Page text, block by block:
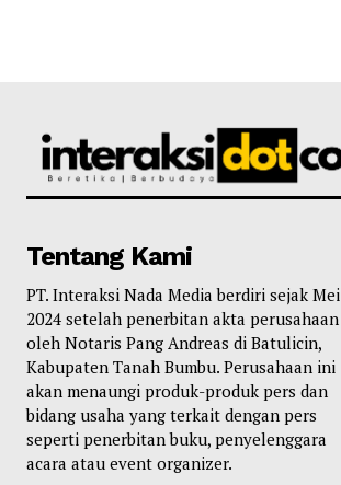
Tentang Kami
PT. Interaksi Nada Media berdiri sejak Mei
2024 setelah penerbitan akta perusahaan
oleh Notaris Pang Andreas di Batulicin,
Kabupaten Tanah Bumbu. Perusahaan ini
akan menaungi produk-produk pers dan
bidang usaha yang terkait dengan pers
seperti penerbitan buku, penyelenggara
acara atau event organizer.